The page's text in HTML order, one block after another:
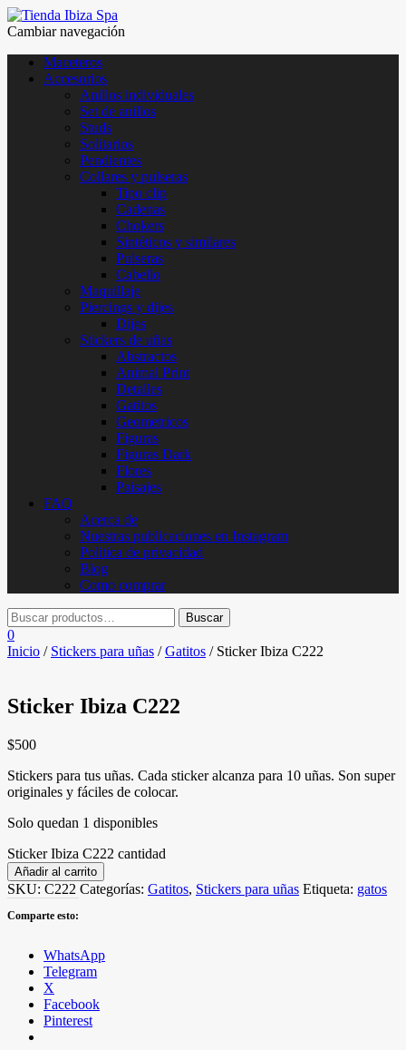
Cambiar navegación
Maceteros
Accesorios
Anillos individuales
Set de anillos
Studs
Solitarios
Pendientes
Collares y pulseras
Tipo clip
Cadenas
Chokers
Sintéticos y similares
Pulseras
Cabello
Maquillaje
Piercings y dijes
Dijes
Stickers de uñas
Abstractos
Animal Print
Detalles
Gatitos
Geometricos
Figuras
Figuras Dark
Flores
Paisajes
FAQ
Acerca de
Nuestras publicaciones en Instagram
Politica de privacidad
Blog
Como comprar
0
Inicio / Stickers para uñas /Gatitos / Sticker Ibiza C222
Sticker Ibiza C222
$500
Stickers para tus uñas. Cada sticker alcanza para 10 uñas. Son super
originales y fáciles de colocar.
Solo quedan 1 disponibles
Sticker Ibiza C222 cantidad
Añadir al carrito
SKU: C222 Categorías: Gatitos, Stickers para uñas Etiqueta: gatos
Comparte esto:
WhatsApp
Telegram
X
Facebook
Pinterest